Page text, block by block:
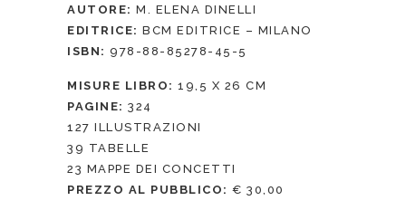
AUTORE: M. ELENA DINELLI
EDITRICE: BCM EDITRICE – MILANO
ISBN: 978-88-85278-45-5
MISURE LIBRO: 19,5 X 26 CM
PAGINE: 324
127 ILLUSTRAZIONI
39 TABELLE
23 MAPPE DEI CONCETTI
PREZZO AL PUBBLICO: € 30,00